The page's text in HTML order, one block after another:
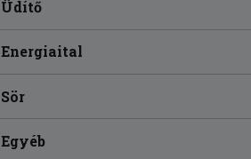
Üdítő
Energiaital
Sör
Egyéb